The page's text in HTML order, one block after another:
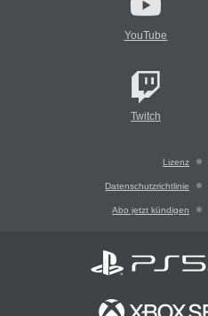
YouTube
Twitch
Lizenz
Datenschutzrichtlinie
Abo jetzt kündigen